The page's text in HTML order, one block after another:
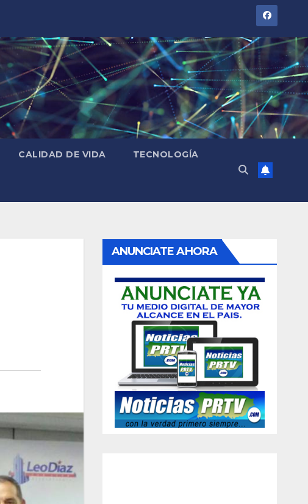
CALIDAD DE VIDA TECNOLOGÍA
ANUNCIATE AHORA